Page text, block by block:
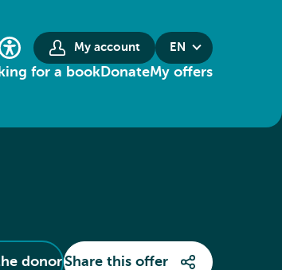
My account EN
for a bookDonateMy offers
donorShare this offer